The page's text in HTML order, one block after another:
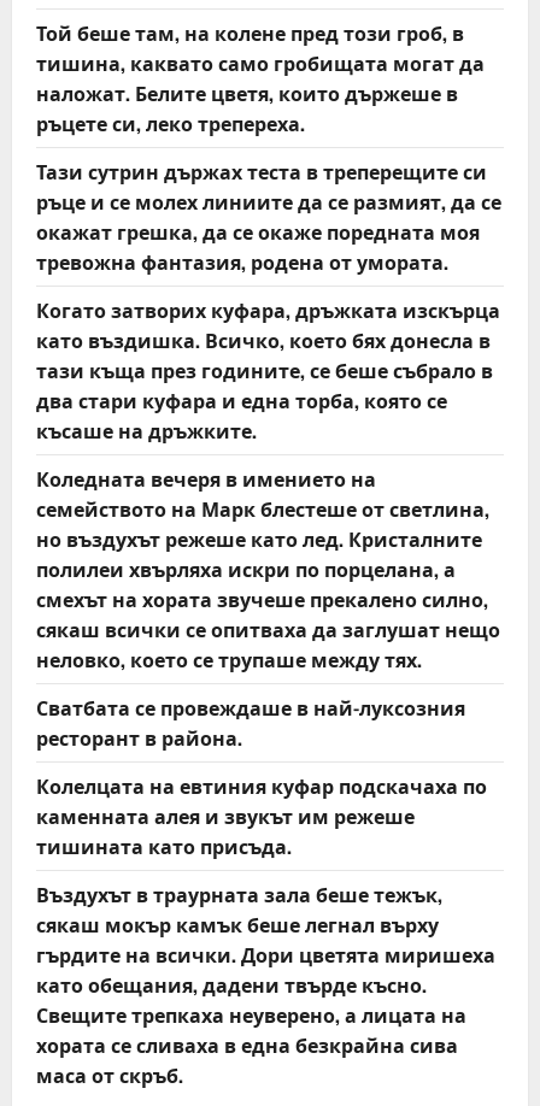
Той беше там, на колене пред този гроб, в
тишина, каквато само гробищата могат да
наложат. Белите цветя, които държеше в
ръцете си, леко трепереха.
Тази сутрин държах теста в треперещите си
ръце и се молех линиите да се размият, да се
окажат грешка, да се окаже поредната моя
тревожна фантазия, родена от умората.
Когато затворих куфара, дръжката изскърца
като въздишка. Всичко, което бях донесла в
тази къща през годините, се беше събрало в
два стари куфара и една торба, която се
късаше на дръжките.
Коледната вечеря в имението на
семейството на Марк блестеше от светлина,
но въздухът режеше като лед. Кристалните
полилеи хвърляха искри по порцелана, а
смехът на хората звучеше прекалено силно,
сякаш всички се опитваха да заглушат нещо
неловко, което се трупаше между тях.
Сватбата се провеждаше в най-луксозния
ресторант в района.
Колелцата на евтиния куфар подскачаха по
каменната алея и звукът им режеше
тишината като присъда.
Въздухът в траурната зала беше тежък,
сякаш мокър камък беше легнал върху
гърдите на всички. Дори цветята миришеха
като обещания, дадени твърде късно.
Свещите трепкаха неуверено, а лицата на
хората се сливаха в една безкрайна сива
маса от скръб.